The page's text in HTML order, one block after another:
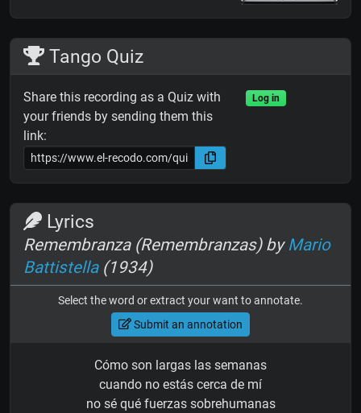
Tango Quiz
Share this recording as a Quiz with
your friends by sending them this
link:
Log in
Lyrics
Remembranza (Remembranzas) byMario
Battistella(1934)
Select the word or extract your want to annotate.
Submit an annotation
Cómo son largas las semanas
cuando no estás cerca de mí
no sé qué fuerzas sobrehumanas